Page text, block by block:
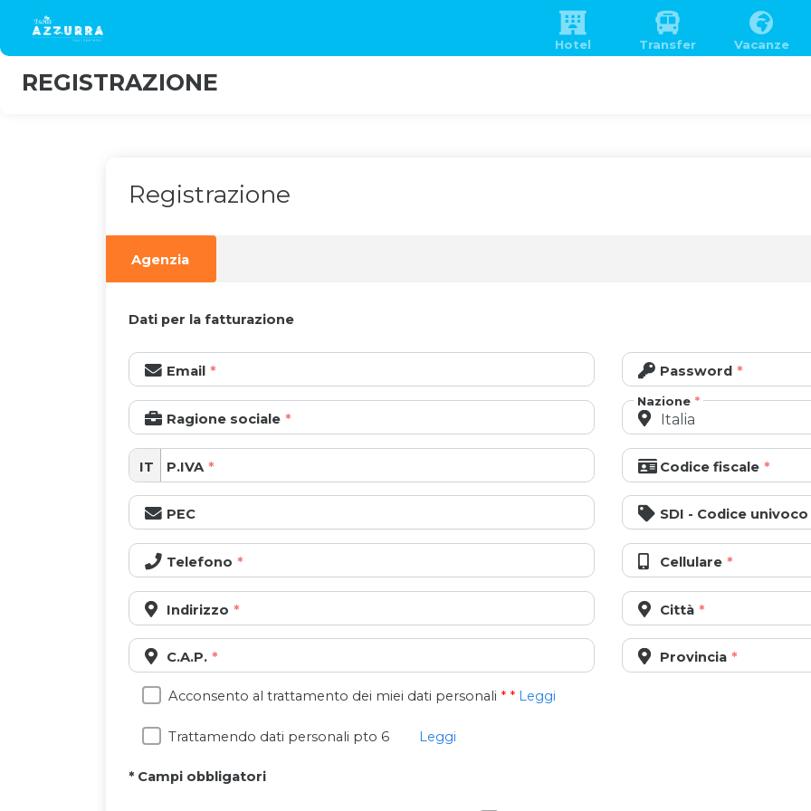
Hotel Transfer Vacanze
REGISTRAZIONE
Registrazione
Agenzia
Dati per la fatturazione
Email Password
Ragione sociale
Nazione
IT P.IVA Codice fiscale
PEC SDI - Codice univoco
Telefono Cellulare
Indirizzo Città
C.A.P. Provincia
Acconsento al trattamento dei miei dati personali * * Leggi
Trattamendo dati personali pto 6 Leggi
* Campi obbligatori